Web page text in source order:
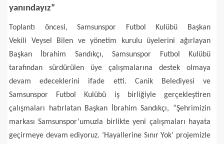
yanındayız”
Toplantı öncesi, Samsunspor Futbol Kulübü Başkan
Vekili Veysel Bilen ve yönetim kurulu üyelerini ağırlayan
Başkan İbrahim Sandıkçı, Samsunspor Futbol Kulübü
tarafından sürdürülen üye çalışmalarına destek olmaya
devam edeceklerini ifade etti. Canik Belediyesi ve
Samsunspor Futbol Kulübü iş birliğiyle gerçekleştiren
çalışmaları hatırlatan Başkan İbrahim Sandıkçı, “Şehrimizin
markası Samsunspor’umuzla birlikte yeni çalışmaları hayata
geçirmeye devam ediyoruz. ‘Hayallerine Sınır Yok’ projemizle